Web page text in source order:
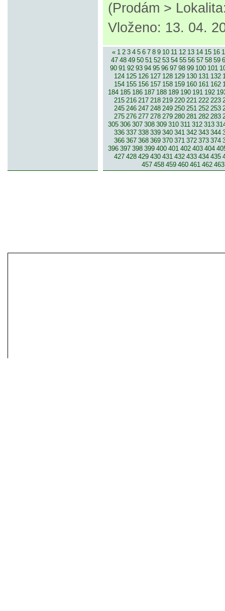
(Prodám >
Vloženo: 13. 04.
« 1 2 3 4 5 6 7 8 9 10 11 12 13 14 15 16
47 48 49 50 51 52 53 54 55 56 57 58 59
90 91 92 93 94 95 96 97 98 99 100 101
124 125 126 127 128 129 130 131 132
154 155 156 157 158 159 160 161 162
184 185 186 187 188 189 190 191 192
215 216 217 218 219 220 221 222 223
245 246 247 248 249 250 251 252 253
275 276 277 278 279 280 281 282 283
305 306 307 308 309 310 311 312 313
336 337 338 339 340 341 342 343 344
366 367 368 369 370 371 372 373 374
396 397 398 399 400 401 402 403 404
427 428 429 430 431 432 433 434 435
457 458 459 460 461 462 463